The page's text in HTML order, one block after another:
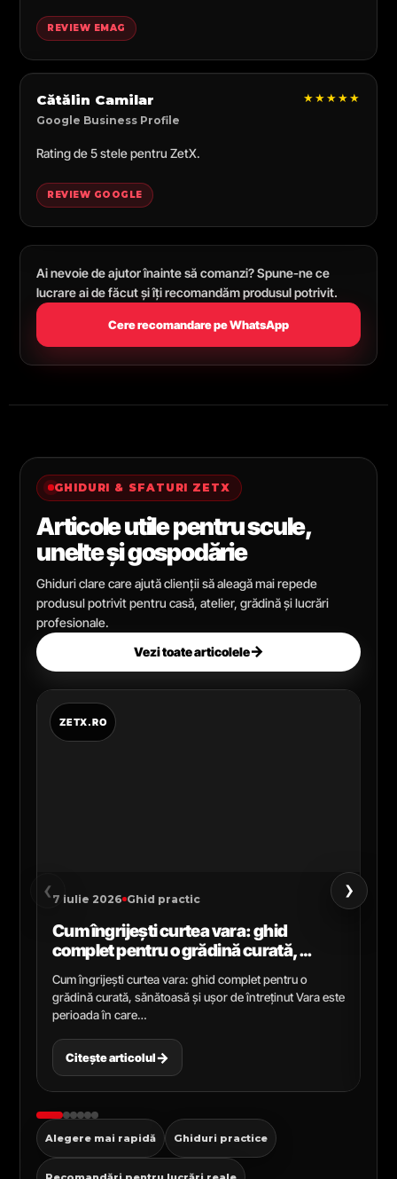
REVIEW EMAG
Cătălin Camilar
Google Business Profile
★★★★★
Rating de 5 stele pentru ZetX.
REVIEW GOOGLE
Ai nevoie de ajutor înainte să comanzi? Spune-ne ce
lucrare ai de făcut și îți recomandăm produsul potrivit.
Cere recomandare pe WhatsApp
GHIDURI & SFATURI ZETX
Articole utile pentru scule,
unelte și gospodărie
Ghiduri clare care ajută clienții să aleagă mai repede
produsul potrivit pentru casă, atelier, grădină și lucrări
profesionale.
Vezi toate articolele→
‹ 7 iulie 2026 Ghid practic
Cum îngrijești curtea vara: ghid
complet pentru o grădină curată,
sănătoasă și ușor de întreținut
Cum îngrijești curtea vara: ghid complet pentru o
grădină curată, sănătoasă și ușor de întreținut Vara este
perioada în care…
Citește articolul→
›
Alegere mai rapidă Ghiduri practice